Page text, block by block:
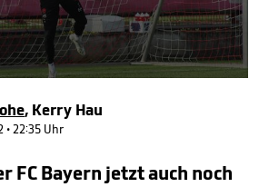
, Kerry Hau
• 22:35 Uhr
FC Bayern jetzt auch noch